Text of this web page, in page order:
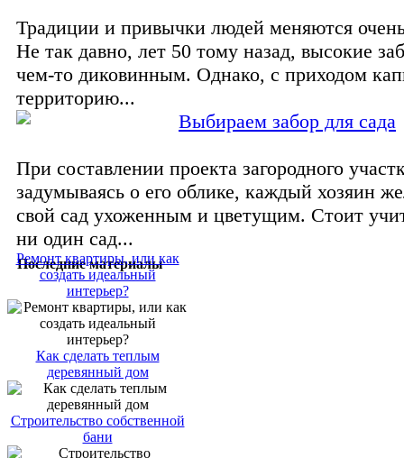
Традиции и привычки людей меняются
Не так давно, лет 50 тому назад, высокие
чем-то диковинным. Однако, с приходом
территорию...
Выбираем забор для сада
При составлении проекта загородного
задумываясь о его облике, каждый хозяин
свой сад ухоженным и цветущим. Стоит
ни один сад...
Последние материалы
Ремонт квартиры, или как
создать идеальный
интерьер?
Как сделать теплым
деревянный дом
Строительство собственной
бани